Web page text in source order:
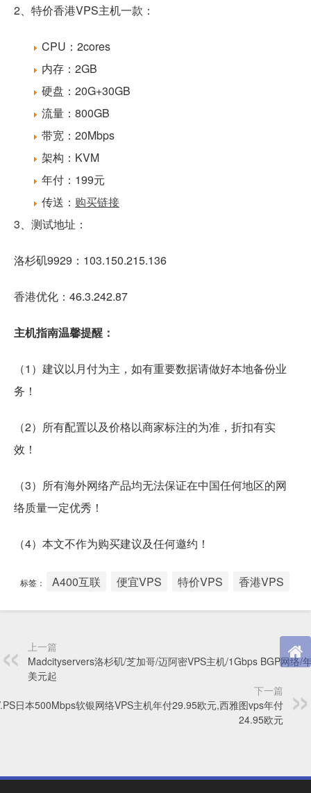
2、特价香港VPS主机一款：
CPU：2cores
内存：2GB
硬盘：20G+30GB
流量：800GB
带宽：20Mbps
架构：KVM
年付：199元
传送： 购买链接
3、测试地址：
洛杉矶9929：103.150.215.136
香港优化：46.3.242.87
主机指南温馨提醒：
（1）建议以月付为主，如有重要数据请做好本地备份业
务！
（2）所有配置以及价格以商家标注的为准，折扣有实
效！
（3）所有海外网络产品均无法保证在中国任何地区的网
络质量一定优秀！
（4）本文不作为购买建议及任何邀约！
标签： A400互联 便宜VPS 特价VPS 香港VPS
上一篇
Madcityservers洛杉矶/芝加哥/迈阿密VPS主机/1Gbps BGP网络/
美元起
下一篇
日本500Mbps软银网络VPS主机年付29.95欧元,西雅图vps年付
24.95欧元